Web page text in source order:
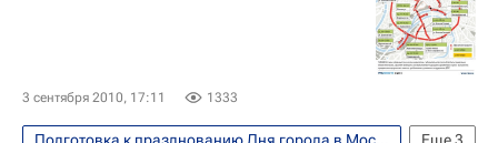
3 сентября 2010, 17:11 1333